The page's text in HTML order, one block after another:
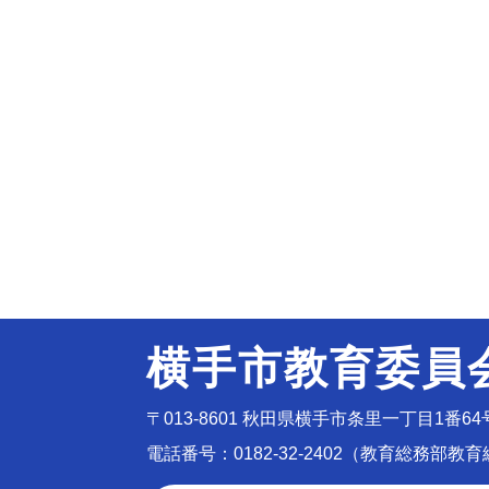
横手市教育委員
〒013-8601 秋田県横手市条里一丁目1番64
電話番号：0182-32-2402（教育総務部教育